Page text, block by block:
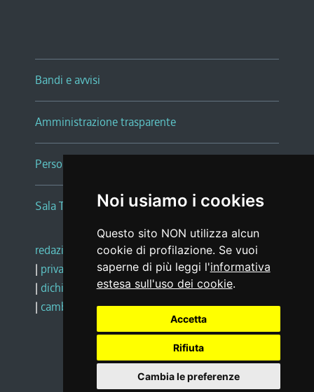
Noi usiamo i cookies
Questo sito NON utilizza alcun
cookie di profilazione. Se vuoi
saperne di più leggi l'informativa
estesa sull'uso dei cookie.
Accetta
Rifiuta
Cambia le preferenze
Bandi e avvisi
Amministrazione trasparente
Persone e Uffici
Sala Tiziano Tessitori
redazione web |note legali |glossario
| privacy
social media policy
| dichiarazione di accessibilità |feedback
| cambio preferenze cookie
Realizzato da